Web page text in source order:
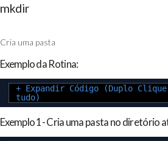
mkdir
Cria uma pasta
Exemplo da Rotina:
+ Expandir Código (Duplo
tudo)
Exemplo 1- Cria uma pasta no diretório